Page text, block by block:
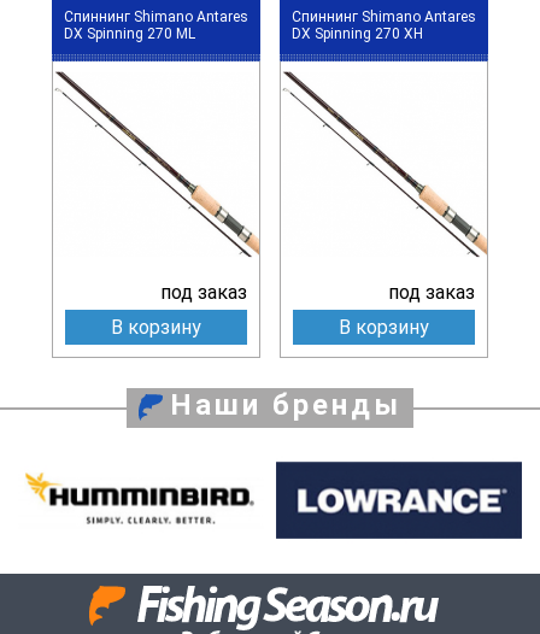
Спиннинг Shimano Antares
DX Spinning 270 ML
под заказ
В корзину
Спиннинг Shimano Antares
DX Spinning 270 XH
под заказ
В корзину
Наши бренды